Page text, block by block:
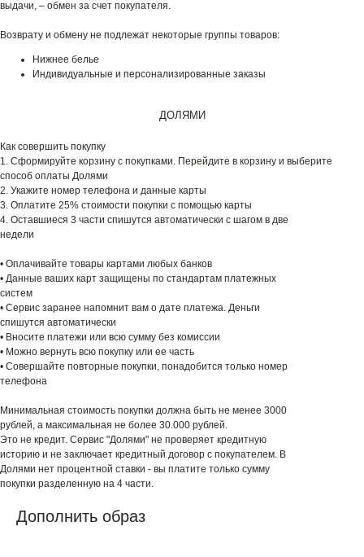
выдачи, – обмен за счет покупателя.
Возврату и обмену не подлежат некоторые группы товаров:
Нижнее белье
Индивидуальные и персонализированные заказы
ДОЛЯМИ
Как совершить покупку
1. Сформируйте корзину с покупками. Перейдите в корзину и выберите
способ оплаты Долями
2. Укажите номер телефона и данные карты
3. Оплатите 25% стоимости покупки с помощью карты
4. Оставшиеся 3 части спишутся автоматически с шагом в две
недели
• Оплачивайте товары картами любых банков
• Данные ваших карт защищены по стандартам платежных
систем
• Сервис заранее напомнит вам о дате платежа. Деньги
спишутся автоматически
• Вносите платежи или всю сумму без комиссии
• Можно вернуть всю покупку или ее часть
• Совершайте повторные покупки, понадобится только номер
телефона
Минимальная стоимость покупки должна быть не менее 3000
рублей, а максимальная не более 30.000 рублей.
Это не кредит. Сервис "Долями" не проверяет кредитную
историю и не заключает кредитный договор с покупателем. В
Долями нет процентной ставки - вы платите только сумму
покупки разделенную на 4 части.
Дополнить образ